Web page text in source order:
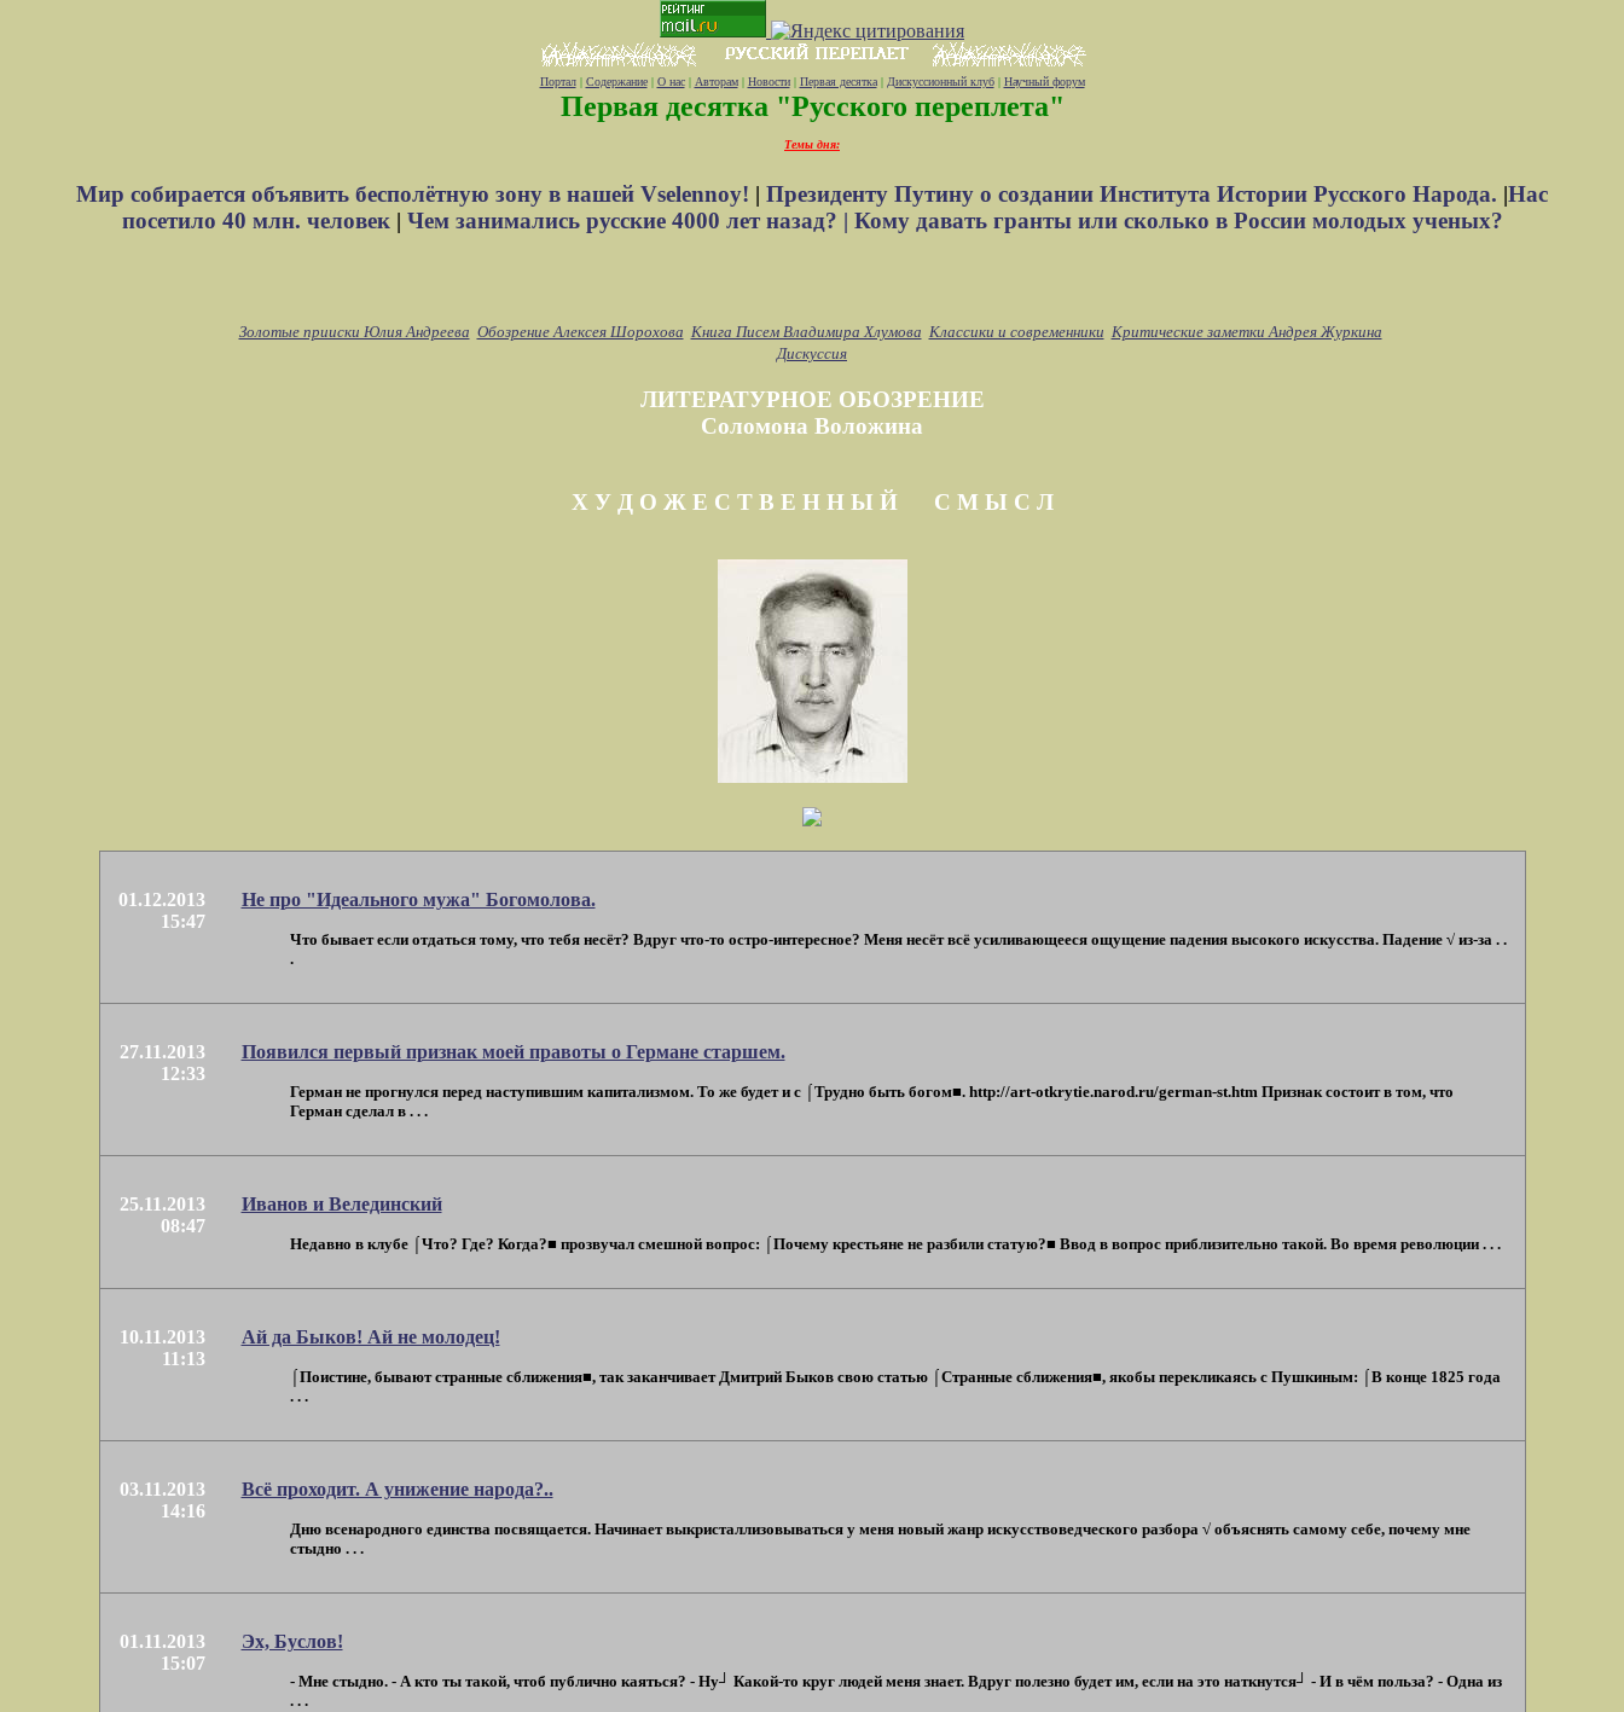
Портал| Содержание| О нас| Авторам| Новости| Первая десятка| Дискуссионный клуб| Научный форум
Первая десятка "Русского переплета"
Темы дня:
Мир собирается объявить бесполётную зону в нашей Vselennoy! | Президенту Путину о создании Института Истории Русского Народа. |Нас
посетило 40 млн. человек| Чем занимались русские 4000 лет назад? | Кому давать гранты или сколько в России молодых ученых?
Золотые прииски Юлия Андреева Обозрение Алексея Шорохова Книга Писем Владимира Хлумова Классики и современники Критические заметки Андрея Журкина
Дискуссия
ЛИТЕРАТУРНОЕ ОБОЗРЕНИЕ
Соломона Воложина
Х У Д О Ж Е С Т В Е Н Н Ы Й С М Ы С Л
01.12.2013
15:47
Не про "Идеального мужа" Богомолова.
Что бывает если отдаться тому, что тебя несёт? Вдруг что-то остро-интересное? Меня несёт всё усиливающееся ощущение падения высокого искусства. Падение √ из-за . .
.
27.11.2013
12:33
Появился первый признак моей правоты о Германе старшем.
Герман не прогнулся перед наступившим капитализмом. То же будет и с ⌠Трудно быть богом■. http://art-otkrytie.narod.ru/german-st.htm Признак состоит в том, что
Герман сделал в . . .
25.11.2013
08:47
Иванов и Велединский
Недавно в клубе ⌠Что? Где? Когда?■ прозвучал смешной вопрос: ⌠Почему крестьяне не разбили статую?■ Ввод в вопрос приблизительно такой. Во время революции . . .
10.11.2013
11:13
Ай да Быков! Ай не молодец!
⌠Поистине, бывают странные сближения■, так заканчивает Дмитрий Быков свою статью ⌠Странные сближения■, якобы перекликаясь с Пушкиным: ⌠В конце 1825 года
. . .
03.11.2013
14:16
Всё проходит. А унижение народа?..
Дню всенародного единства посвящается. Начинает выкристаллизовываться у меня новый жанр искусствоведческого разбора √ объяснять самому себе, почему мне
стыдно . . .
01.11.2013
15:07
Эх, Буслов!
- Мне стыдно. - А кто ты такой, чтоб публично каяться? - Ну┘ Какой-то круг людей меня знает. Вдруг полезно будет им, если на это наткнутся┘ - И в чём польза? - Одна из
. . .